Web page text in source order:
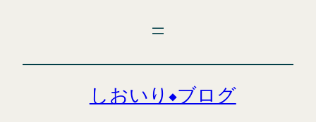
しおいり◆ブログ